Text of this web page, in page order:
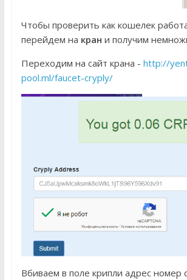
Чтобы проверить как кошелек
перейдем на кран и получим
Переходим на сайт крана - http://
pool.ml/faucet-cryply/
Вбиваем в поле крипли адрес номер